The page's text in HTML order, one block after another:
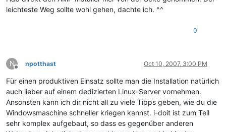
leichteste Weg sollte wohl gehen, dachte ich. ^^
0
N
Offline
npotthast Oct 10, 2007, 3:00 PM
Für einen produktiven Einsatz sollte man die Installation natürlich
auch lieber auf einem dedizierten Linux-Server vornehmen.
Ansonsten kann ich dir nicht all zu viele Tipps geben, wie du die
Windowsmaschine schneller kriegen kannst. i-doit ist zum Teil
sehr komplex aufgebaut, so dass es gegenüber anderen